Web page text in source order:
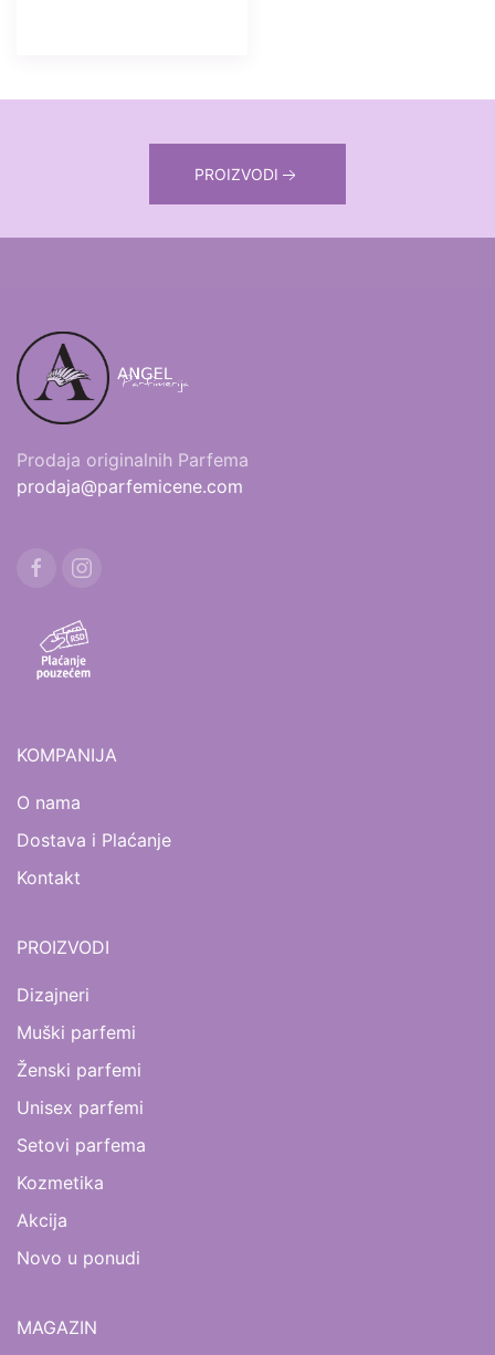
PROIZVODI
Prodaja originalnih Parfema
prodaja@parfemicene.com
KOMPANIJA
O nama
Dostava i Plaćanje
Kontakt
PROIZVODI
Dizajneri
Muški parfemi
Ženski parfemi
Unisex parfemi
Setovi parfema
Kozmetika
Akcija
Novo u ponudi
MAGAZIN